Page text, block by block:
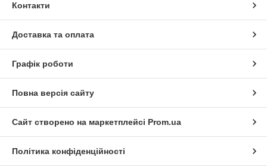
Контакти
Доставка та оплата
Графік роботи
Повна версія сайту
Сайт створено на маркетплейсі Prom.ua
Політика конфіденційності